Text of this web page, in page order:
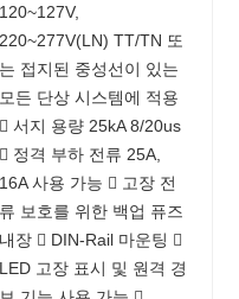
120~127V,
220~277V(LN) TT/TN 또
는 접지된 중성선이 있는
모든 단상 시스템에 적용
 서지 용량 25kA 8/20us
 정격 부하 전류 25A,
16A 사용 가능  고장 전
류 보호를 위한 백업 퓨즈
내장  DIN-Rail 마운팅 
LED 고장 표시 및 원격 경